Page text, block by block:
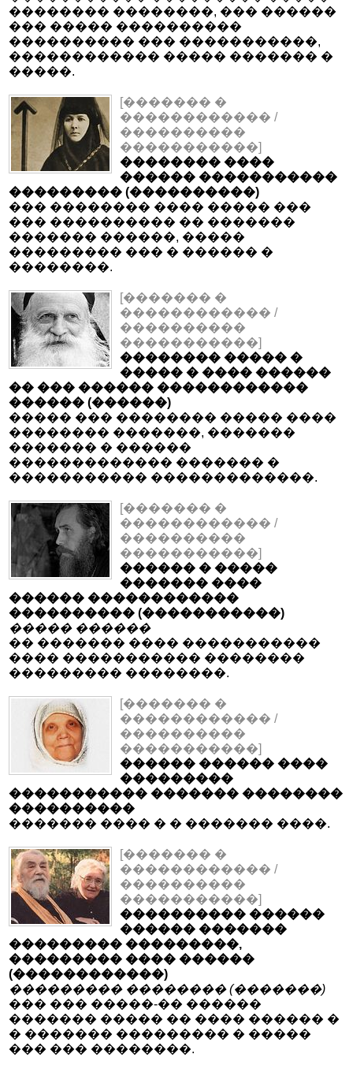
�������� ��������, ��� ������
��� ����� ����������
���������� ��� �����������,
������������ ����� ������� �
�����.
[������� �
������������ /
����������
�����������]
�������� ����
������ �����������
��������� (����������)
��� �������� ���� ����� ���
��� ���������� �� �������
������� ������, �����
��������� ��� � ������ �
��������.
[������� �
������������ /
����������
�����������]
�������� ����� �
����� � ���� ������
�� ��� ������ ������������
������ (������)
����� ��� �������� ����� ����
�������� �������, �������
������� � ������
������������� ������� �
����������� �������������.
[������� �
������������ /
����������
�����������]
������ � �����
������� ����
������ ������������
���������� (�����������)
����� ������
�� ������� ���� �����������
���� ����������� ��������
��������� ��������.
[������� �
������������ /
����������
�����������]
������ ������ ����
���������
����������� ������� ��������
����������
������� ���� � � ������� ����.
[������� �
������������ /
����������
�����������]
���������� ������
������ �������
��������� ���������,
��������� ���� ������
(������������)
��������� �������� (�������)
��� ��� �����-�� ������
������� ����� �� ���� ������ �
� ������� ��������� � �����
��� ��� ��������.